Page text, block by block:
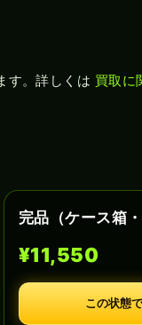
す。詳しくは 買取に
完品（ケース箱
¥11,550
この状態